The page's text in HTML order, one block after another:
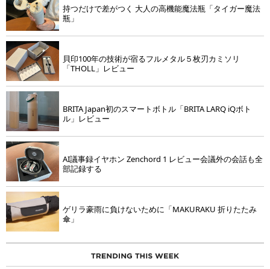
持つだけで差がつく 大人の高機能魔法瓶「タイガー魔法
瓶」
貝印100年の技術が宿るフルメタル５枚刃カミソリ
「THOLL」レビュー
BRITA Japan初のスマートボトル「BRITA LARQ iQボト
ル」レビュー
AI議事録イヤホン Zenchord 1 レビュー会議外の会話も全
部記録する
ゲリラ豪雨に負けないために「MAKURAKU 折りたたみ
傘」